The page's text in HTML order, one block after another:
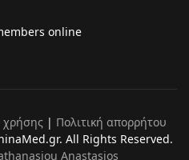
online
χρήσης| Πολιτική απορρήτου
All Rights Reserved.
Anastasios